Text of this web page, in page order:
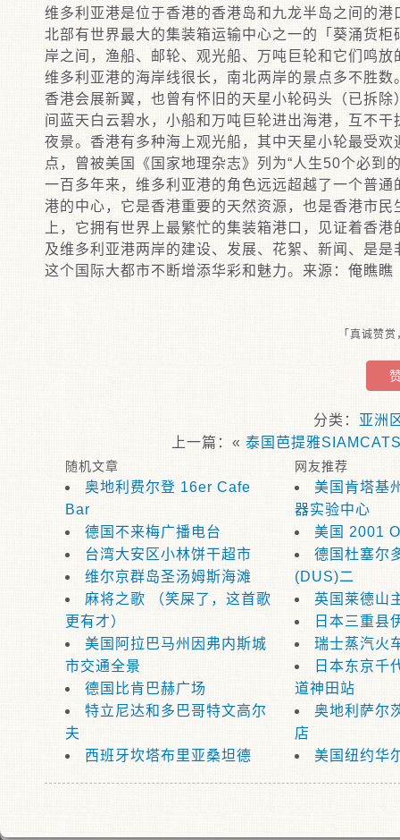
维多利亚港是位于香港的香港岛和九龙半岛之间的
北部有世界最大的集装箱运输中心之一的「葵涌货
岸之间，渔船、邮轮、观光船、万吨巨轮和它们鸣
维多利亚港的海岸线很长，南北两岸的景点多不胜
香港会展新翼，也曾有怀旧的天星小轮码头（已拆
间蓝天白云碧水，小船和万吨巨轮进出海港，互不
夜景。香港有多种海上观光船，其中天星小轮最受
点，曾被美国《国家地理杂志》列为“人生50个必到
一百多年来，维多利亚港的角色远远超越了一个普
港的中心，它是香港重要的天然资源，也是香港市
上，它拥有世界上最繁忙的集装箱港口，见证着香
及维多利亚港两岸的建设、发展、花絮、新闻、是
这个国际大都市不断增添华彩和魅力。来源：俺瞧瞧
「真诚赞
分类： 亚洲
上一篇：« 泰国芭提雅
随机文章
奥地利费尔登 16er Cafe
Bar
德国不来梅广播电台
台湾大安区小林饼干超市
维尔京群岛圣汤姆斯海滩
麻将之歌 （笑屎了，这首歌
更有才）
美国阿拉巴马州因弗内斯城
市交通全景
德国比肯巴赫广场
特立尼达和多巴哥特文高尔
夫
西班牙坎塔布里亚桑坦德
网友推荐
美国肯塔基
器实验中心
美国 2001
德国杜塞尔
(DUS)二
英国莱德山
日本三重县
瑞士蒸汽火
日本东京千
道神田站
奥地利萨尔
店
美国纽约华